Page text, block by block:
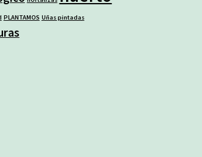
PLANTAMOS Uñas pintadas